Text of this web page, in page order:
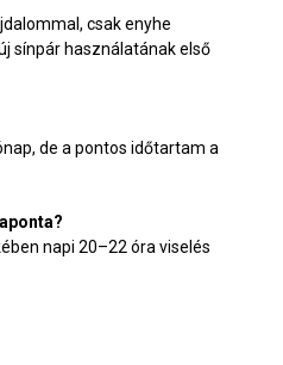
csak enyhe
sínpár használatának első
de a pontos időtartam a
napi 20–22 óra viselés